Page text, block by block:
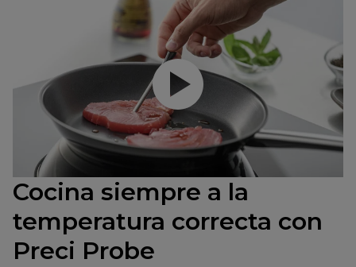
Reproducir video
Cocina siempre a la
temperatura correcta con
Preci Probe